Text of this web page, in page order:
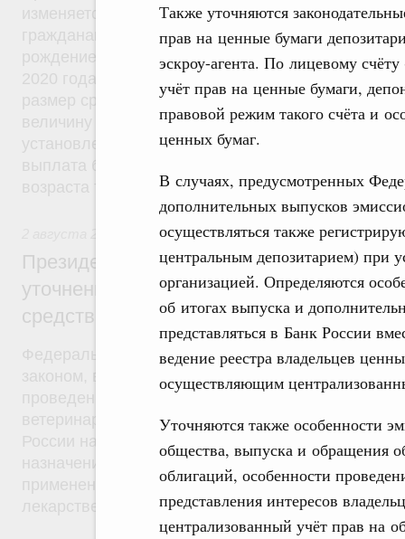
Также уточняются
прав на ценные бумаги
эскроу-агента. По лицевому счёту
учёт прав на ценные бумаги,
правовой режим такого счёта и
ценных бумаг.
В случаях, предусмотренных
дополнительных выпусков
осуществляться также
центральным депозитарием) при
организацией. Определяются
об итогах выпуска и
представляться в Банк России
ведение реестра владельцев
осуществляющим
Уточняются также особенности
общества, выпуска и обращения
облигаций, особенности
представления интересов
централизованный учёт прав на
изменяется критерий нуждаемости, в
гражданам будет назначаться ежемесячная
рождением (усыновлением) первого или
2020 года право на получение такой выплаты
размер среднедушевого дохода не будет
величину прожиточного минимума
установленную в субъекте Федерации. Кроме
возраста трех лет.
Оборот лекарств, медицинских изделий и
Президент России подписал
уточнении норм, касающихся
средств для ветеринарного применения
Федеральный закон от 2 августа 2019 года
проведение контрольной закупки
ветеринарного применения, находящихся в
России наделяется полномочиями по
назначения лекарственных препаратов для
применения, утверждению формы рецептурных
лекарственные препараты, порядка их учета и